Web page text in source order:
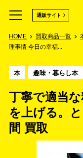
通販サイト
HOME 買取商品一覧
理事情 今日の幸福...
本 趣味・暮らし本
丁寧で適当
を上げる。
間 買取